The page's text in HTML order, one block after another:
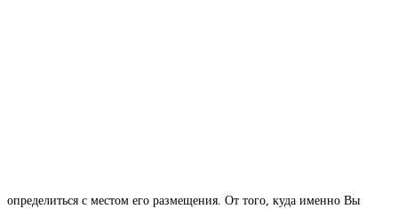
определиться с местом его размещения. От того, куда именно Вы